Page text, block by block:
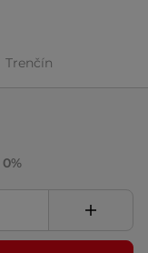
Trenčín
0%